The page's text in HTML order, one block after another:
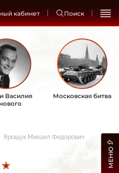
кабинет Поиск
Василия
Московская битва
Ярощук Михаил Федорович
МЕНЮ